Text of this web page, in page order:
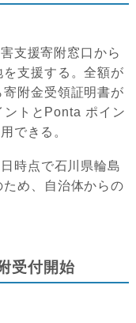
支援寄附窓口から
支援する。全額が
附金受領証明書が
トとPonta ポイン
できる。
時点で石川県輪島
め、自治体からの
受付開始